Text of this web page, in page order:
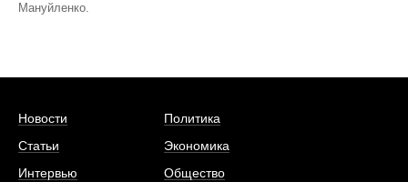
Мануйленко.
Новости
Статьи
Интервью
Политика
Экономика
Общество